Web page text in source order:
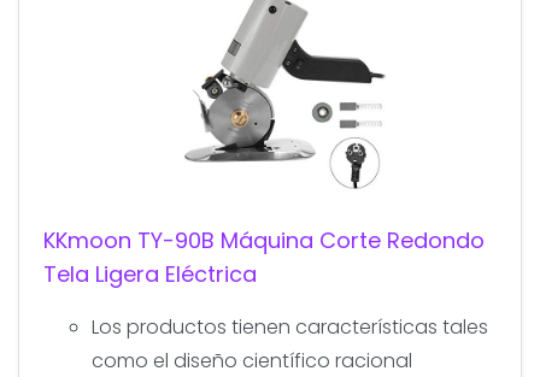
KKmoon TY-90B Máquina Corte Redondo
Tela Ligera Eléctrica
Los productos tienen características tales
como el diseño científico racional